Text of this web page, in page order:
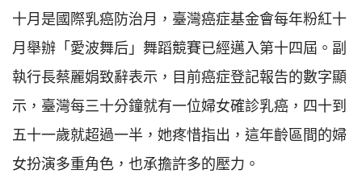
十月是國際乳癌防治月，臺灣癌症基金會每年粉紅十
月舉辦「愛波舞后」舞蹈競賽已經邁入第十四屆。副
執行長蔡麗娟致辭表示，目前癌症登記報告的數字顯
示，臺灣每三十分鐘就有一位婦女確診乳癌，四十到
五十一歲就超過一半，她疼惜指出，這年齡區間的婦
女扮演多重角色，也承擔許多的壓力。